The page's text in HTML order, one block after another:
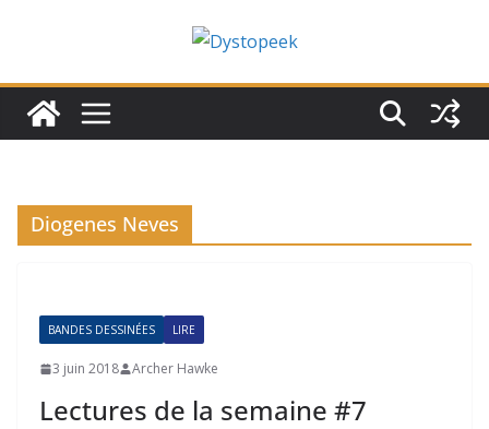
Diogenes Neves
BANDES DESSINÉES LIRE
3 juin 2018 Archer Hawke
Lectures de la semaine #7